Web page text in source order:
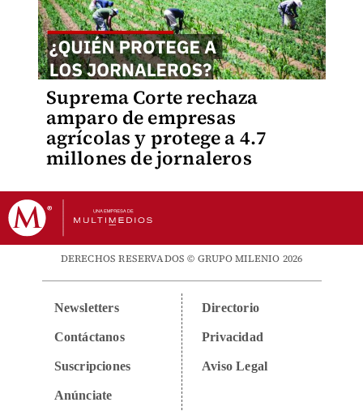
Suprema Corte rechaza
amparo de empresas
agrícolas y protege a 4.7
millones de jornaleros
DERECHOS RESERVADOS © GRUPO MILENIO 2026
Newsletters
Contáctanos
Suscripciones
Anúnciate
Directorio
Privacidad
Aviso Legal